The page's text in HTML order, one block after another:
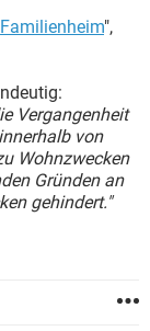
Familienheim",
Vergangenheit
von
Wohnzwecken
Gründen an
gehindert."